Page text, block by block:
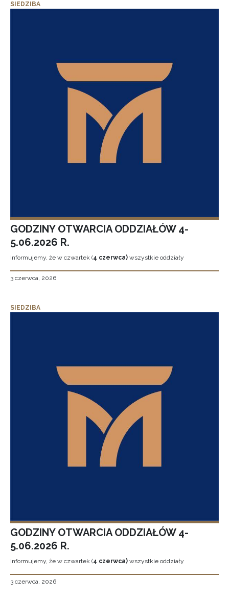
SIEDZIBA
GODZINY OTWARCIA ODDZIAŁÓW 4-
5.06.2026 R.
Informujemy, że w czwartek (4 czerwca) wszystkie oddziały
3 czerwca, 2026
SIEDZIBA
GODZINY OTWARCIA ODDZIAŁÓW 4-
5.06.2026 R.
Informujemy, że w czwartek (4 czerwca) wszystkie oddziały
3 czerwca, 2026